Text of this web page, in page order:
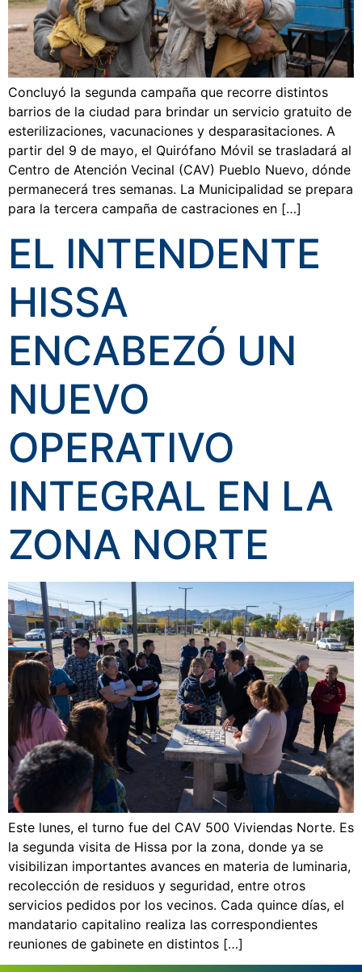
Concluyó la segunda campaña que recorre distintos
barrios de la ciudad para brindar un servicio gratuito de
esterilizaciones, vacunaciones y desparasitaciones. A
partir del 9 de mayo, el Quirófano Móvil se trasladará al
Centro de Atención Vecinal (CAV) Pueblo Nuevo, dónde
permanecerá tres semanas. La Municipalidad se prepara
para la tercera campaña de castraciones en […]
EL INTENDENTE
HISSA
ENCABEZÓ UN
NUEVO
OPERATIVO
INTEGRAL EN LA
ZONA NORTE
Este lunes, el turno fue del CAV 500 Viviendas Norte. Es
la segunda visita de Hissa por la zona, donde ya se
visibilizan importantes avances en materia de luminaria,
recolección de residuos y seguridad, entre otros
servicios pedidos por los vecinos. Cada quince días, el
mandatario capitalino realiza las correspondientes
reuniones de gabinete en distintos […]